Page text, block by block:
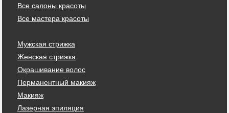
Все салоны красоты
Все мастера красоты
Мужская стрижка
Женская стрижка
Окрашивание волос
Перманентный макияж
Макияж
Лазерная эпиляция